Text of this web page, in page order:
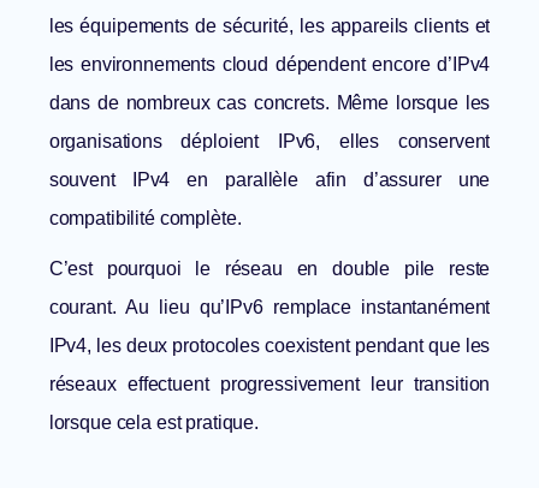
les équipements de sécurité, les appareils clients et
les environnements cloud dépendent encore d’IPv4
dans de nombreux cas concrets. Même lorsque les
organisations déploient IPv6, elles conservent
souvent IPv4 en parallèle afin d’assurer une
compatibilité complète.
C’est pourquoi le réseau en double pile reste
courant. Au lieu qu’IPv6 remplace instantanément
IPv4, les deux protocoles coexistent pendant que les
réseaux effectuent progressivement leur transition
lorsque cela est pratique.